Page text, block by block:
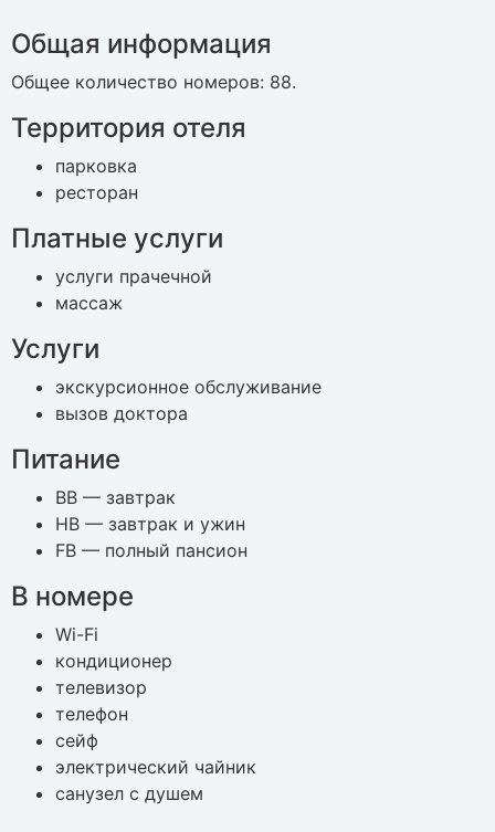
Общая информация
Общее количество номеров: 88.
Территория отеля
парковка
ресторан
Платные услуги
услуги прачечной
массаж
Услуги
экскурсионное обслуживание
вызов доктора
Питание
BB — завтрак
HB — завтрак и ужин
FB — полный пансион
В номере
Wi-Fi
кондиционер
телевизор
телефон
сейф
электрический чайник
санузел с душем